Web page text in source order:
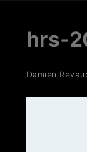
hrs-
Damien